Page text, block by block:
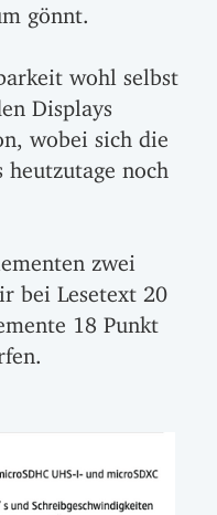
gönnt.
wohl selbst
Displays
wobei sich die
noch
zwei
bei Lesetext 20
18 Punkt